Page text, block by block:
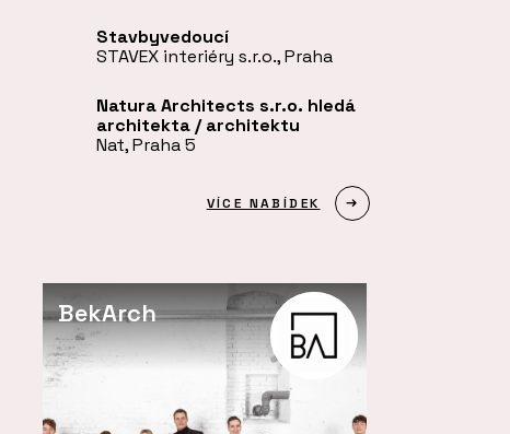
Stavbyvedoucí
STAVEX interiéry s.r.o., Praha
Natura Architects s.r.o. hledá
architekta / architektu
Nat, Praha 5
VÍCE NABÍDEK
BekArch